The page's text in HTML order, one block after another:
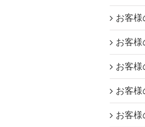
お客様
お客様
お客様
お客様
お客様